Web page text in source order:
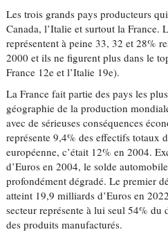
Les trois grands pays producteurs
Canada, l’Italie et surtout la France.
représentent à peine 33, 32 et 28%
2000 et ils ne figurent plus dans le
France 12e et l’Italie 19e).
La France fait partie des pays les
géographie de la production
avec de sérieuses conséquences
représente 9,4% des effectifs totaux
européenne, c’était 12% en 2004.
d’Euros en 2004, le solde
profondément dégradé. Le premier
atteint 19,9 milliards d’Euros en
secteur représente à lui seul 54%
des produits manufacturés.